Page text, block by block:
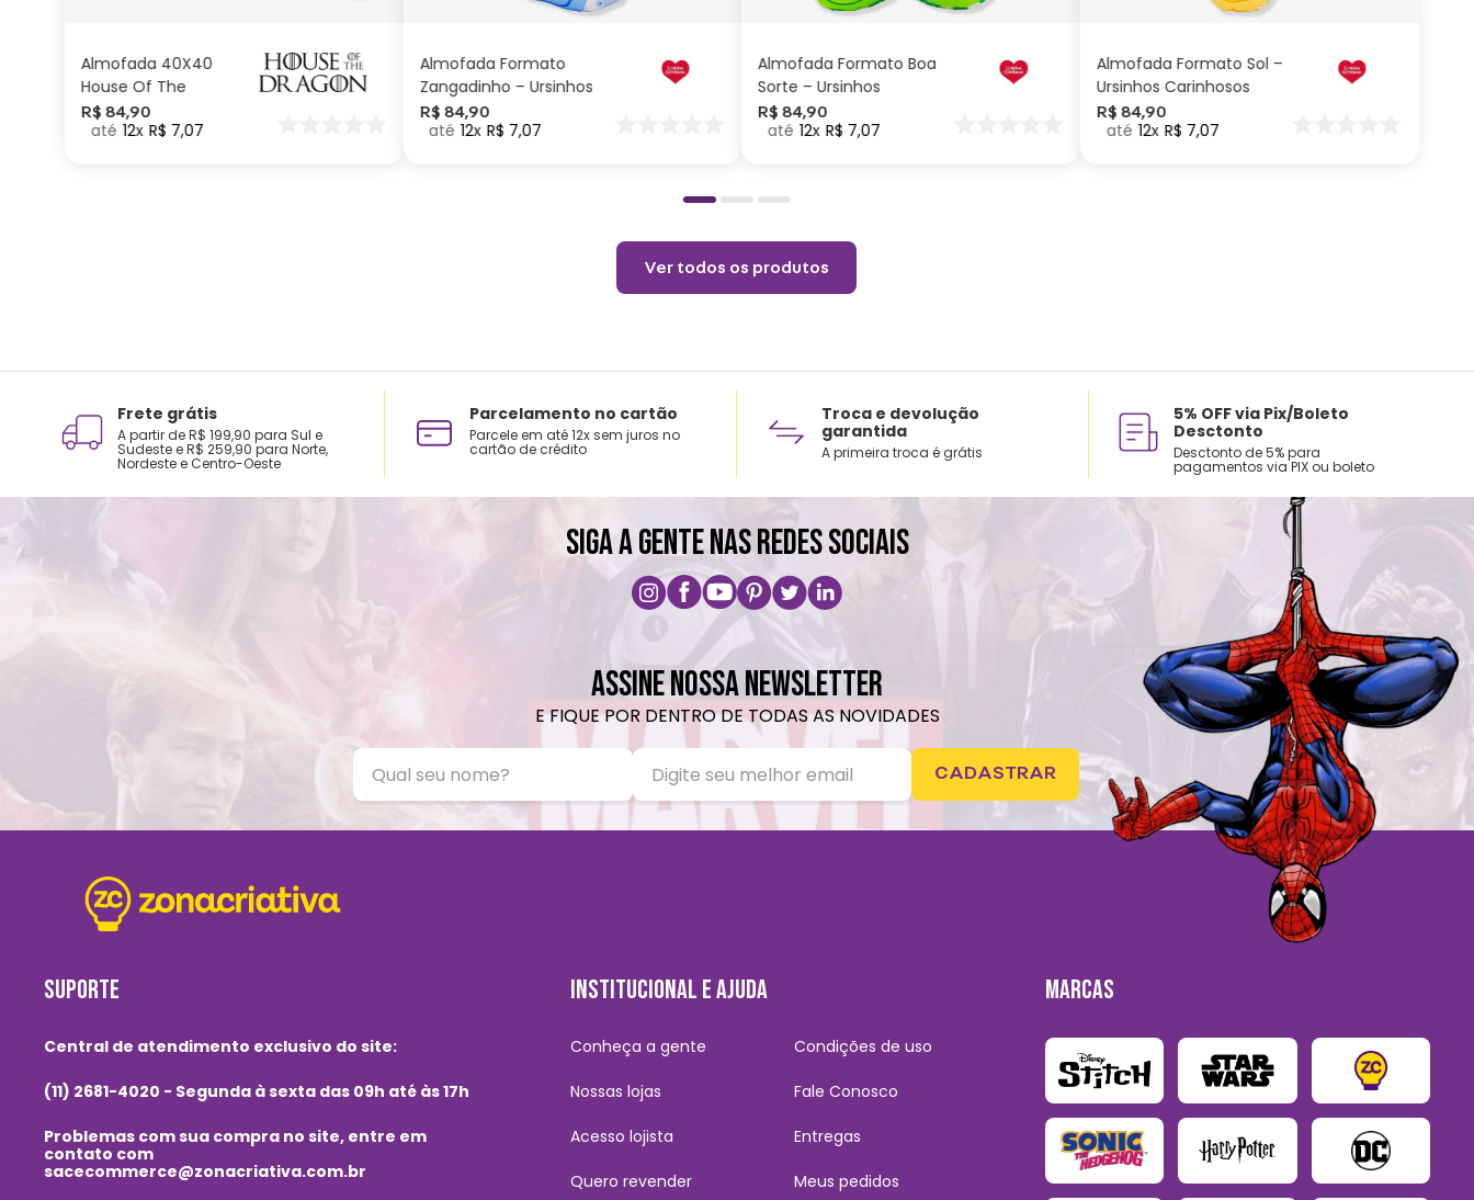
Almofada 40X40
House Of The
Dragon
R$ 84,90
12 R$ 7,07
Almofada Formato
Zangadinho – Ursinhos
Carinhosos
R$ 84,90
12 R$ 7,07
Almofada Formato Boa
Sorte – Ursinhos
Carinhosos
R$ 84,90
12 R$ 7,07
Almofada Formato Sol –
Ursinhos Carinhosos
R$ 84,90
12 R$ 7,07
Ver todos os produtos
Frete grátis
A partir de R$ 199,90 para Sul e
Sudeste e R$ 259,90 para Norte,
Nordeste e Centro-Oeste
Parcelamento no cartão
Parcele em até 12x sem juros no
cartão de crédito
Troca e devolução
garantida
A primeira troca é grátis
5% OFF via Pix/Boleto
Desctonto
Desctonto de 5% para
pagamentos via PIX ou boleto
SIGA A GENTE NAS REDES SOCIAIS
ASSINE NOSSA NEWSLETTER
E FIQUE POR DENTRO DE TODAS AS NOVIDADES
CADASTRAR
SUPORTE
Central de atendimento exclusivo do site:
(11) 2681-4020 - Segunda à sexta das 09h até às 17h
Problemas com sua compra no site, entre em
contato com
sacecommerce@zonacriativa.com.br
INSTITUCIONAL E AJUDA
Conheça a gente
Nossas lojas
Acesso lojista
Quero revender
Condições de uso
Fale Conosco
Entregas
Meus pedidos
MARCAS